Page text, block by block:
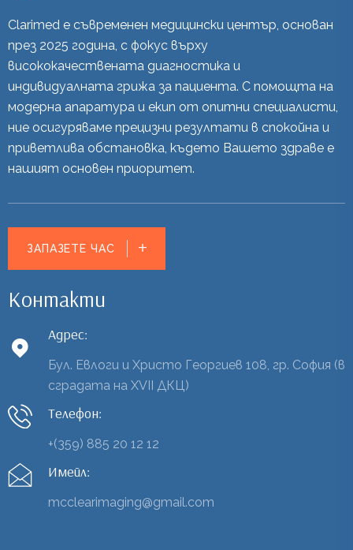
Clarimed е съвременен медицински център, основан
през 2025 година, с фокус върху
висококачествената диагностика и
индивидуалната грижа за пациента. С помощта на
модерна апаратура и екип от опитни специалисти,
ние осигуряваме прецизни резултати в спокойна и
приветлива обстановка, където Вашето здраве е
нашият основен приоритет.
ЗАПАЗЕТЕ ЧАС
Контакти
Адрес:
Бул. Евлоги и Христо Георгиев 108, гр. София (в
сградата на XVII ДКЦ)
Телефон:
+(359) 885 20 12 12
Имейл:
mcclearimaging@gmail.com